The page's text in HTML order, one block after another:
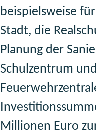
beispielsweise
Stadt, die
Planung der
Schulzentrum
Millionen Euro